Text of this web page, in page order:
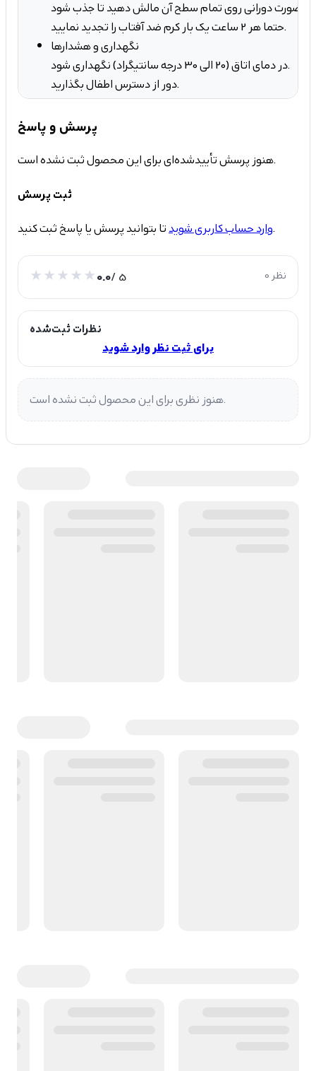
حتما هر 2 ساعت یک بار کرم ضد آفتاب را تجدید نمایید.
نگهداری و هشدارها
در دمای اتاق (20 الی 30 درجه سانتیگراد) نگهداری شود.
دور از دسترس اطفال بگذارید.
پرسش و پاسخ
هنوز پرسش تأییدشده‌ای برای این محصول ثبت نشده است.
ثبت پرسش
وارد حساب کاربری شویدتا بتوانید پرسش یا پاسخ ثبت کنید.
0.0/ 5 0 نظر
نظرات ثبت‌شده
برای ثبت نظر وارد شوید
هنوز نظری برای این محصول ثبت نشده است.